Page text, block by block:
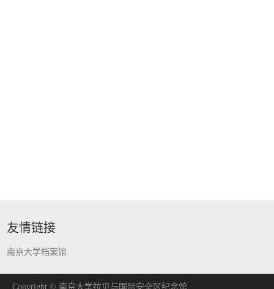
友情链接
南京大学档案馆
Copyright © 南京大学拉贝与国际安全区纪念馆